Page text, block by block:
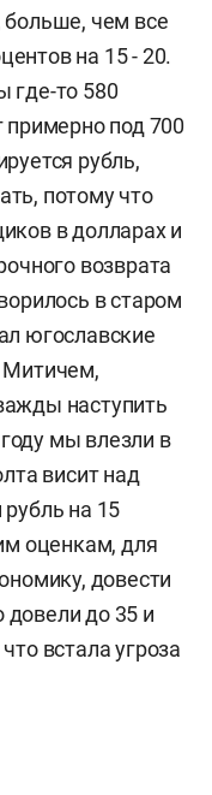
больше, чем все
на 15 - 20.
где-то 580
примерно под 700
рубль,
потому что
в долларах и
возврата
в старом
югославские
Митичем,
наступить
мы влезли в
висит над
на 15
оценкам, для
довести
довели до 35 и
встала угроза